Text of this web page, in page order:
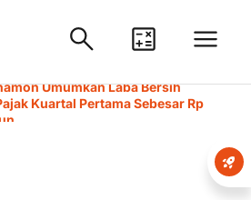
Umumkan Laba Bersih
Kuartal Pertama Sebesar Rp